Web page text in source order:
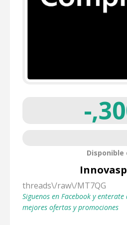
-
Disponible
threads\/raw\/MT7QG
Siguenos en Facebook y
mejores ofertas y promociones